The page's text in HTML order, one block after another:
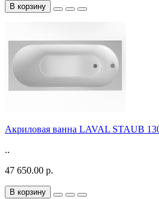
В корзину
Акриловая ванна LAVAL STAUB
..
47 650.00 р.
В корзину